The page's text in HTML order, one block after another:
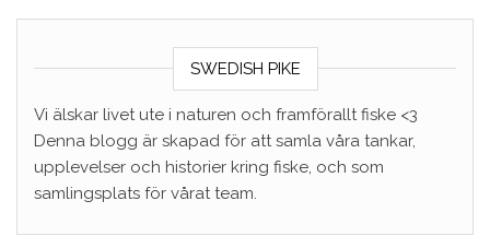
SWEDISH PIKE
Vi älskar livet ute i naturen och framförallt fiske <3
Denna blogg är skapad för att samla våra tankar,
upplevelser och historier kring fiske, och som
samlingsplats för vårat team.